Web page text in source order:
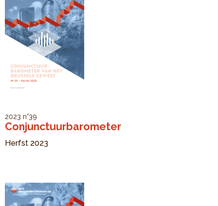
2023 n°39
Conjunctuurbarometer
Herfst 2023